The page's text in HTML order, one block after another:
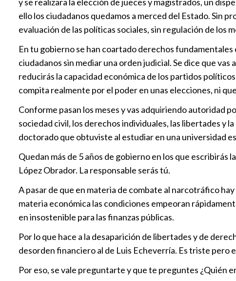
ello los ciudadanos quedamos a merced del Estado. Sin
evaluación de las políticas sociales, sin regulación de
En tu gobierno se han coartado derechos
ciudadanos sin mediar una orden judicial. Se dice que
reducirás la capacidad económica de los partidos
compita realmente por el poder en unas elecciones, ni
Conforme pasan los meses y vas adquiriendo autoridad
sociedad civil, los derechos individuales, las libertades y
doctorado que obtuviste al estudiar en una universidad
Quedan más de 5 años de gobierno en los que
López Obrador. La responsable serás tú.
A pasar de que en materia de combate al narcotráfico
materia económica las condiciones empeoran
en insostenible para las finanzas públicas.
Por lo que hace a la desaparición de libertades y de
desorden financiero al de Luis Echeverría. Es triste
Por eso, se vale preguntarte y que te preguntes ¿Quién